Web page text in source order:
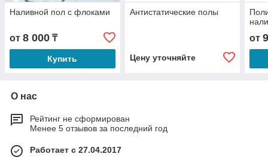
Наливной пол с флоками
от 8 000 ₸
Купить
Антистатические полы
Цену уточняйте
от
О нас
Рейтинг не сформирован
Менее 5 отзывов за последний год
Работает с 27.04.2017